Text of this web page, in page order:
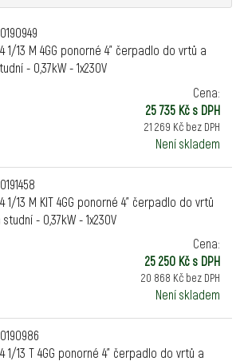
1/13 M 4GG ponorné 4" čerpadlo do vrtů a
- 0,37kW - 1x230V
Cena:
25 735 Kč s DPH
21 269 Kč bez DPH
Není skladem
1/13 M KIT 4GG ponorné 4" čerpadlo do vrtů
studní - 0,37kW - 1x230V
Cena:
25 250 Kč s DPH
20 868 Kč bez DPH
Není skladem
1/13 T 4GG ponorné 4" čerpadlo do vrtů a